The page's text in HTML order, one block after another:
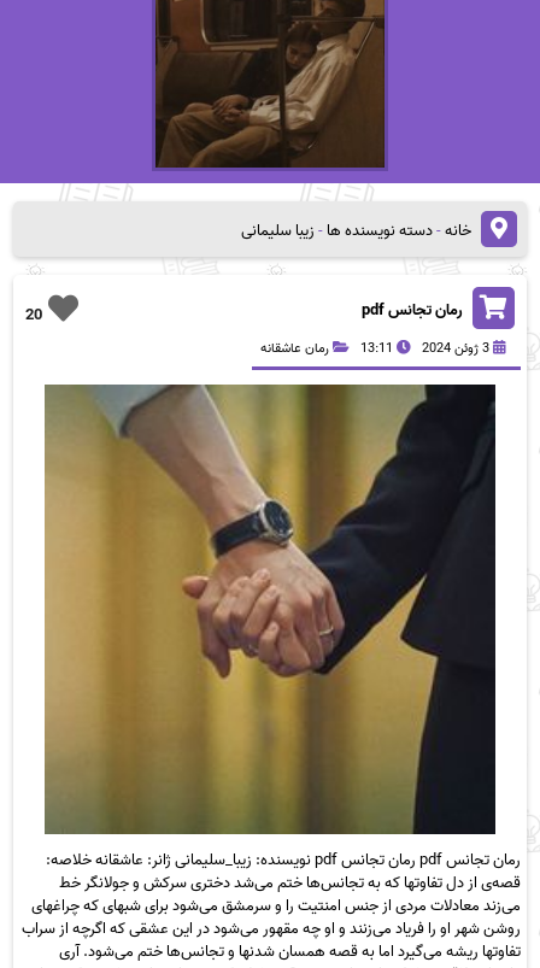
خانه-دسته نویسنده ها-زیبا سلیمانی
20 رمان تجانس pdf
3 ژوئن 2024 13:11 رمان عاشقانه
رمان تجانس pdf رمان تجانس pdf نویسنده: زیبا_سلیمانی ژانر: عاشقانه خلاصه:
قصه‌ی از دل تفاوتها که به تجانس‌ها ختم می‌شد دختری سرکش و جولانگر خط
می‌زند معادلات مردی از جنس امنتیت را و سرمشق می‌شود برای شبهای که چراغهای
روشن شهر او را فریاد می‌زنند و او چه مقهور می‌شود در این عشقی که اگرچه از سراب
تفاوتها ریشه می‌گیرد اما به قصه همسان شدنها و تجانس‌ها ختم می‌شود. آری